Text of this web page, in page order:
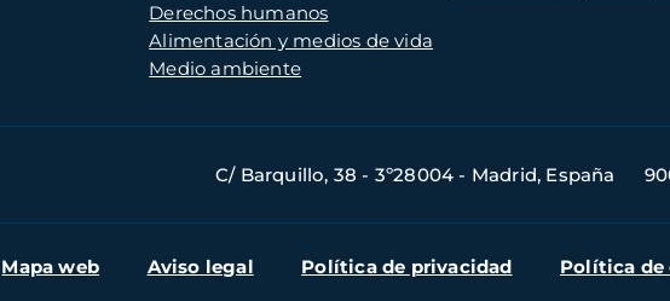
Derechos humanos
Alimentación y medios de vida
Medio ambiente
C/ Barquillo, 38 - 3º28004 - Madrid, España
Mapa web Aviso legal Política de privacidad Política de